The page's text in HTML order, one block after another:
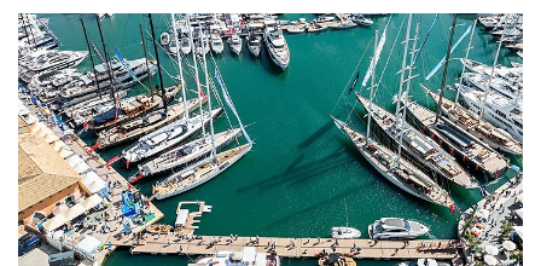
Dossier
Consultas a bordo
Enlaces de interés
Competicion
Travesias